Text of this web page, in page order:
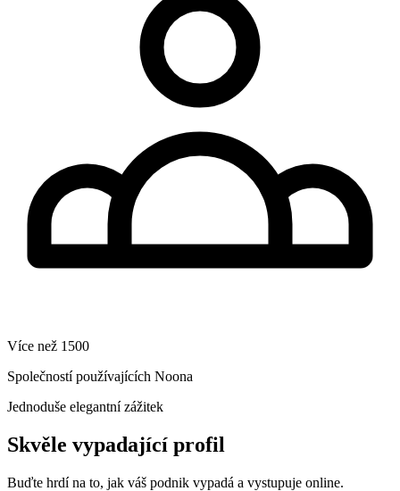
Více než 1500
Společností používajících Noona
Jednoduše elegantní zážitek
Skvěle vypadající profil
Buďte hrdí na to, jak váš podnik vypadá a vystupuje online.